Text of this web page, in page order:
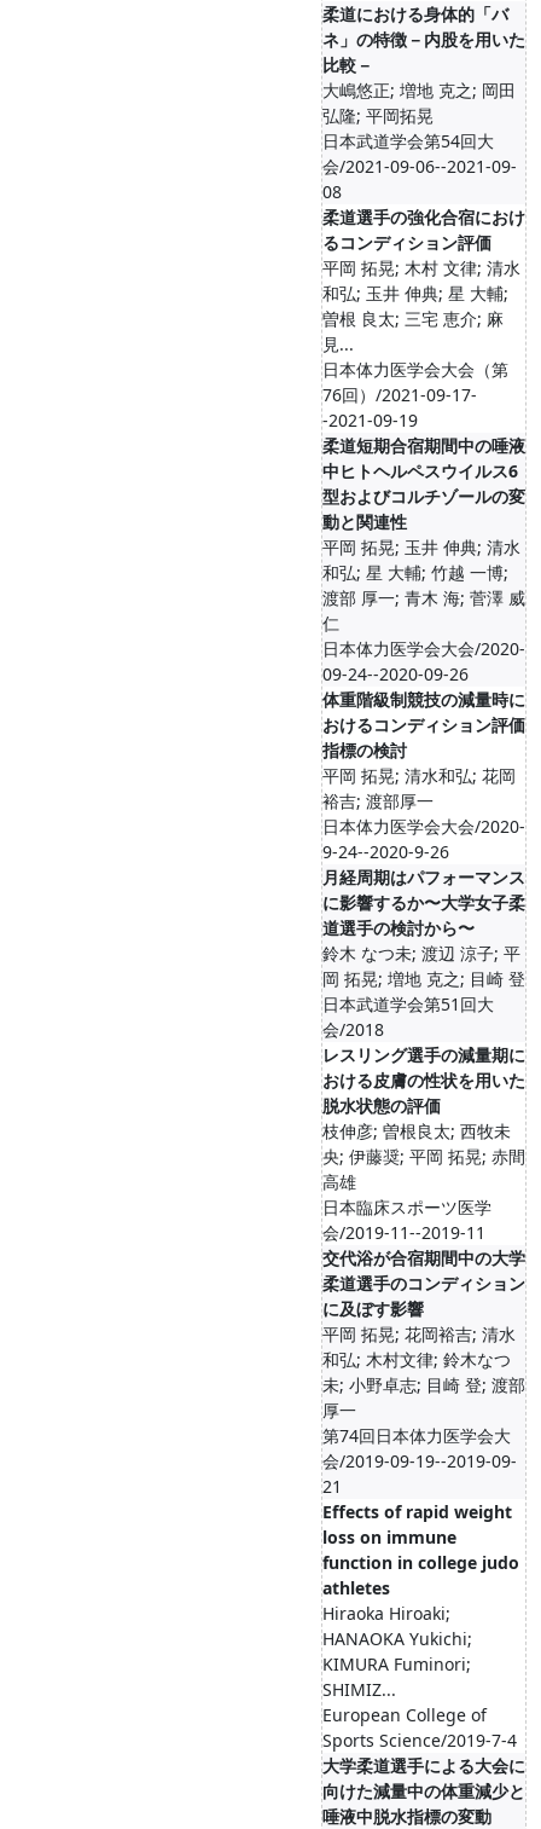
柔道における身体的「バ
ネ」の特徴－内股を用いた
比較－
大嶋悠正; 増地 克之; 岡田
弘隆; 平岡拓晃
日本武道学会第54回大
会/2021-09-06--2021-09-
08
柔道選手の強化合宿におけ
るコンディション評価
平岡 拓晃; 木村 文律; 清水
和弘; 玉井 伸典; 星 大輔;
曽根 良太; 三宅 恵介; 麻
見...
日本体力医学会大会（第
76回）/2021-09-17-
-2021-09-19
柔道短期合宿期間中の唾液
中ヒトヘルペスウイルス6
型およびコルチゾールの変
動と関連性
平岡 拓晃; 玉井 伸典; 清水
和弘; 星 大輔; 竹越 一博;
渡部 厚一; 青木 海; 菅澤 威
仁
日本体力医学会大会/2020-
09-24--2020-09-26
体重階級制競技の減量時に
おけるコンディション評価
指標の検討
平岡 拓晃; 清水和弘; 花岡
裕吉; 渡部厚一
日本体力医学会大会/2020-
9-24--2020-9-26
月経周期はパフォーマンス
に影響するか〜大学女子柔
道選手の検討から〜
鈴木 なつ未; 渡辺 涼子; 平
岡 拓晃; 増地 克之; 目崎 登
日本武道学会第51回大
会/2018
レスリング選手の減量期に
おける皮膚の性状を用いた
脱水状態の評価
枝伸彦; 曽根良太; 西牧未
央; 伊藤奨; 平岡 拓晃; 赤間
高雄
日本臨床スポーツ医学
会/2019-11--2019-11
交代浴が合宿期間中の大学
柔道選手のコンディション
に及ぼす影響
平岡 拓晃; 花岡裕吉; 清水
和弘; 木村文律; 鈴木なつ
未; 小野卓志; 目崎 登; 渡部
厚一
第74回日本体力医学会大
会/2019-09-19--2019-09-
21
Effects of rapid weight
loss on immune
function in college judo
athletes
Hiraoka Hiroaki;
HANAOKA Yukichi;
KIMURA Fuminori;
SHIMIZ...
European College of
Sports Science/2019-7-4
大学柔道選手による大会に
向けた減量中の体重減少と
唾液中脱水指標の変動